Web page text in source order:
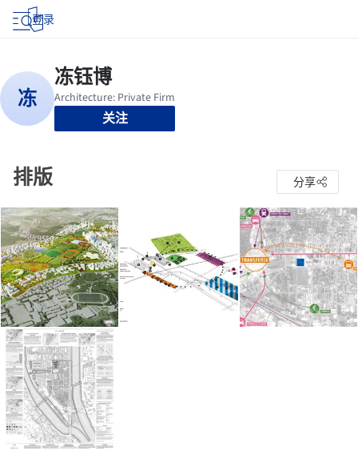
登录
关注
排版 分享